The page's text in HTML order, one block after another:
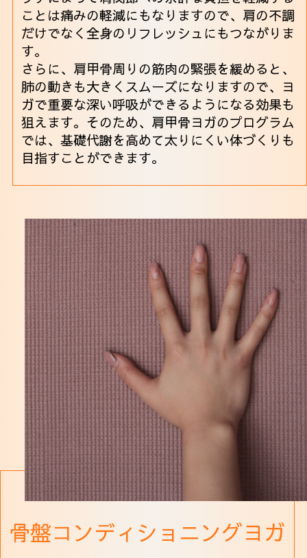
ことは痛みの軽減にもなりますので、肩の不調
だけでなく全身のリフレッシュにもつながりま
す。
さらに、肩甲骨周りの筋肉の緊張を緩めると、
肺の動きも大きくスムーズになりますので、ヨ
ガで重要な深い呼吸ができるようになる効果も
狙えます。そのため、肩甲骨ヨガのプログラム
では、基礎代謝を高めて太りにくい体づくりも
目指すことができます。
骨盤コンディショニングヨガ